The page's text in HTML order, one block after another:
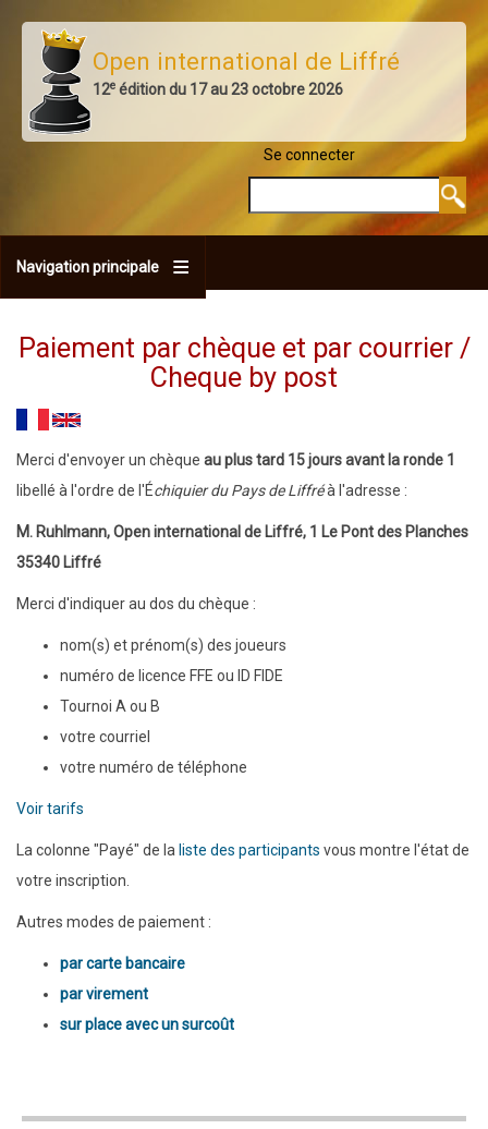
contenu
principal
Open international de Liffré
12e édition du 17 au 23 octobre 2026
MENU DU
Se connecter
Navigation principale
Paiement par chèque et par courrier /
Cheque by post
Merci d'envoyer un chèque au plus tard 15 jours avant la ronde 1
libellé à l'ordre de l'Échiquier du Pays de Liffréà l'adresse :
M. Ruhlmann, Open international de Liffré, 1 Le Pont des Planches
35340 Liffré
Merci d'indiquer au dos du chèque :
nom(s) et prénom(s) des joueurs
numéro de licence FFE ou ID FIDE
Tournoi A ou B
votre courriel
votre numéro de téléphone
​Voir tarifs
La colonne "Payé" de la liste des participants vous montre l'état de
votre inscription.
Autres modes de paiement :
par carte bancaire
par virement
sur place avec un surcoût